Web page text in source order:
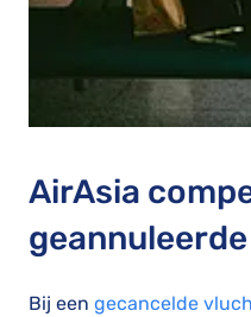
AirAsia
Bij een gecancelde